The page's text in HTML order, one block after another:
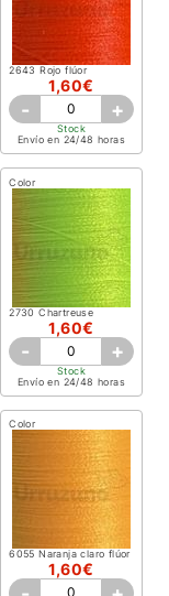
2643 Rojo flúor
1,60€
- +
Stock
Envío en 24/48 horas
Color
2730 Chartreuse
1,60€
- +
Stock
Envío en 24/48 horas
Color
6055 Naranja claro flúor
1,60€